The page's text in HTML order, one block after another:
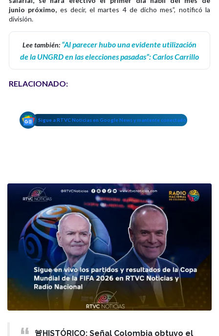
junio próximo, es decir, el martes 4 de dicho mes”, notificó la
división.
Lee también: “Al parecer hubo una evidente utilización
de la UNGRD en las elecciones pasadas”: Carlos Carrillo
RELACIONADO:
Sigue a RTVC Noticias en Google News y mantente conectado
🚨HISTÓRICO: Señal Colombia obtuvo el